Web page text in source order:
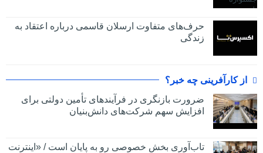
حرف‌های متفاوت ارسلان قاسمی درباره اعتقاد به
زندگی
از کارآفرینی چه خبر؟
ضرورت بازنگری در فرآیندهای تأمین دولتی برای
افزایش سهم شرکت‌های دانش‌بنیان
تاب‌آوری بخش خصوصی رو به پایان است / «اینترنت